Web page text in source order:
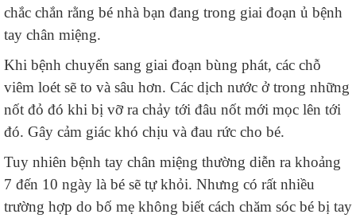
chắc chắn rằng bé nhà bạn đang trong giai đoạn ủ bệnh
tay chân miệng.
Khi bệnh chuyển sang giai đoạn bùng phát, các chỗ
viêm loét sẽ to và sâu hơn. Các dịch nước ở trong những
nốt đỏ đó khi bị vỡ ra chảy tới đâu nốt mới mọc lên tới
đó. Gây cảm giác khó chịu và đau rức cho bé.
Tuy nhiên bệnh tay chân miệng thường diễn ra khoảng
7 đến 10 ngày là bé sẽ tự khỏi. Nhưng có rất nhiều
trường hợp do bố mẹ không biết cách chăm sóc bé bị tay